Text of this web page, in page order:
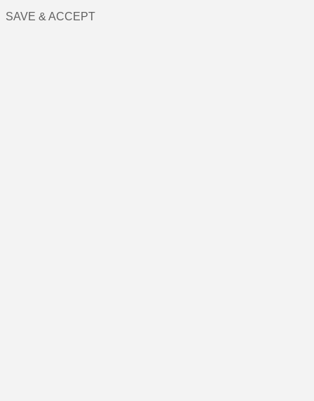
SAVE & ACCEPT